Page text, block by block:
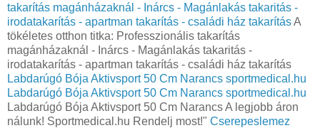
takarítás magánházaknál - Inárcs - Magánlakás takaritás -
irodatakarítás - apartman takarítás - családi ház takarításA
tökéletes otthon titka: Professzionális takarítás
magánházaknál - Inárcs - Magánlakás takaritás -
irodatakarítás - apartman takarítás - családi ház takarítás
Labdarúgó Bója Aktivsport 50 Cm Narancs sportmedical.hu
Labdarúgó Bója Aktivsport 50 Cm Narancs sportmedical.hu
Labdarúgó Bója Aktivsport 50 Cm Narancs A legjobb áron
nálunk! Sportmedical.hu Rendelj most!" Cserepeslemez